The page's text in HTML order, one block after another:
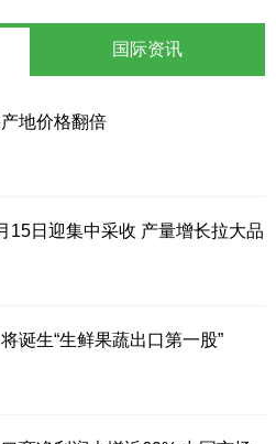
地价格翻倍
15日迎集中采收 产量增长拉大品
诞生“生鲜果蔬出口第一股”
国际资讯